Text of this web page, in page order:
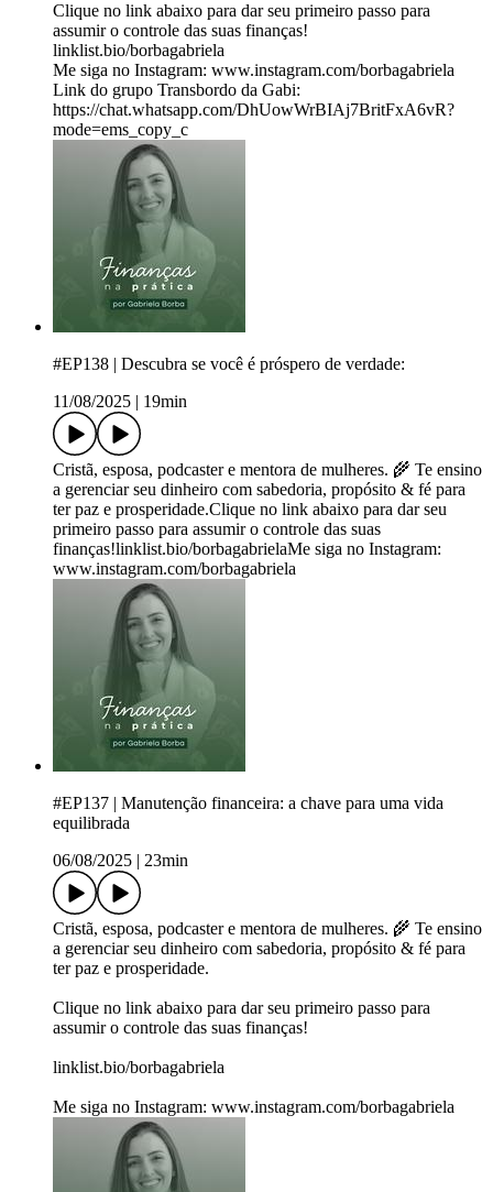
Clique no link abaixo para dar seu primeiro passo para
assumir o controle das suas finanças!
linklist.bio/borbagabriela
Me siga no Instagram: www.instagram.com/borbagabriela
Link do grupo Transbordo da Gabi:
https://chat.whatsapp.com/DhUowWrBIAj7BritFxA6vR?
mode=ems_copy_c
#EP138 | Descubra se você é próspero de verdade:
11/08/2025
19min
Cristã, esposa, podcaster e mentora de mulheres. 🌾 Te ensino
a gerenciar seu dinheiro com sabedoria, propósito & fé para
ter paz e prosperidade.Clique no link abaixo para dar seu
primeiro passo para assumir o controle das suas
finanças!linklist.bio/borbagabrielaMe siga no Instagram:
www.instagram.com/borbagabriela
#EP137 | Manutenção financeira: a chave para uma vida
equilibrada
06/08/2025
23min
Cristã, esposa, podcaster e mentora de mulheres. 🌾 Te ensino
a gerenciar seu dinheiro com sabedoria, propósito & fé para
ter paz e prosperidade.
Clique no link abaixo para dar seu primeiro passo para
assumir o controle das suas finanças!
linklist.bio/borbagabriela
Me siga no Instagram: www.instagram.com/borbagabriela